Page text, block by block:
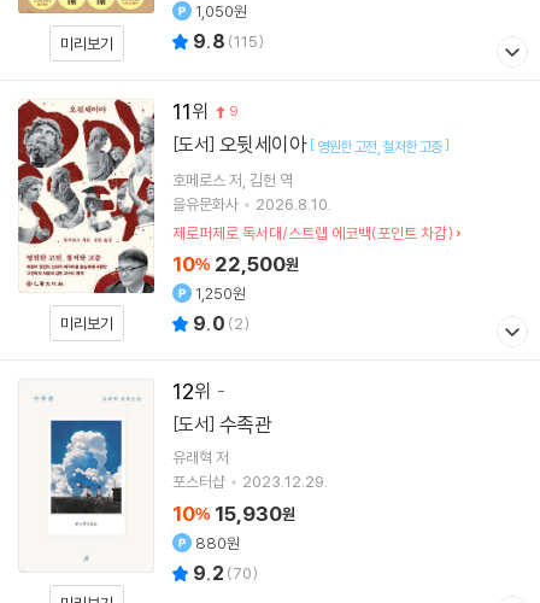
미리보기
1,050원
9.8 (115)
11 9
미리보기
[도서] 오뒷세이아 [ 영원한 고전 철저한 고증]
호메로스 저 김헌 역
을유문화사
2026.8.10.
제로퍼제로 독서대/스트랩 에코백(포인트 차감)
10% 22,500원
1,250원
9.0 (2)
12
[도서] 수족관
유래혁 저
포스터샵
2023.12.29.
10% 15,930원
880원
9.2 (70)